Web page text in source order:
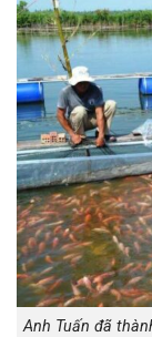
Anh Tuấn đã